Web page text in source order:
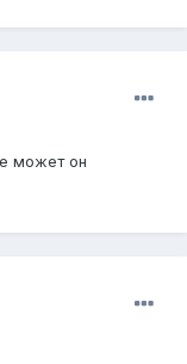
может он